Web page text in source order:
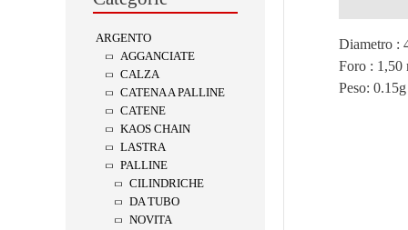
ARGENTO
AGGANCIATE
CALZA
CATENA A PALLINE
CATENE
KAOS CHAIN
LASTRA
PALLINE
CILINDRICHE
DA TUBO
NOVITA
Diametro :
Foro : 1,50
Peso: 0.15g